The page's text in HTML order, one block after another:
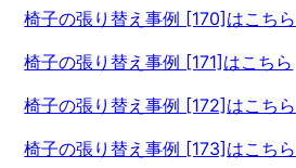
椅子の張り替え事例 [170]はこちら
椅子の張り替え事例 [171]はこちら
椅子の張り替え事例 [172]はこちら
椅子の張り替え事例 [173]はこちら